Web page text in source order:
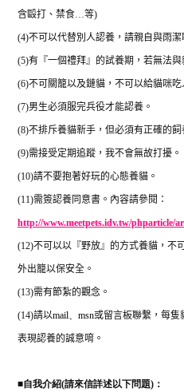
含毆打、禁食…等)
(4)不可以代替別人認養，請親自與雨潔
(5)有『一個禮拜』的試養期，若無法
(6)不可關籠以及鏈貓，不可以給貓咪吃
(7)男生必須服完兵役才能認養。
(8)不排斥養貓新手，但必須有正確的飼
(9)需接受定期追蹤，我不會無故打擾。
(10)請不要抱著好玩的心態養貓。
(11)需簽認養同意書。內容請參閱：
http://www.meetpets.idv.tw/phparticle/
(12)不可以以『野放』的方式養貓，不
外出籠以保安全。
(13)需有節紮的觀念。
(14)請以mail、 msn或留言板聯繫，每隻
表現認養的誠意唷。
■自我介紹(請來信詳述以下問題)：